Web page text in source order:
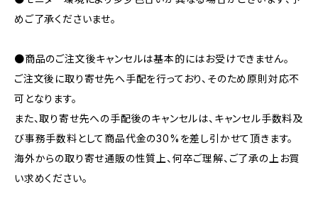
めご了承くださいませ。
●商品のご注文後キャンセルは基本的にはお受けできません。
ご注文後に取り寄せ先へ手配を行っており、そのため原則対応不
可となります。
また、取り寄せ先への手配後のキャンセルは、キャンセル手数料及
び事務手数料として商品代金の30%を差し引かせて頂きます。
海外からの取り寄せ通販の性質上、何卒ご理解、ご了承の上お買
い求めください。